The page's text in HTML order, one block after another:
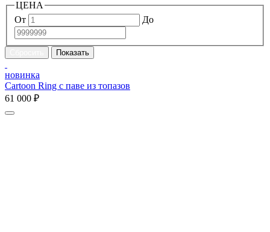
ЦЕНА
От
До
новинка
Cartoon Ring с паве из топазов
61 000 ₽